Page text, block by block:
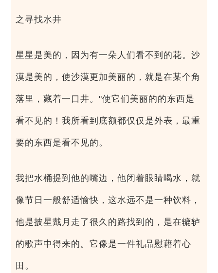
之寻找水井
星星是美的，因为有一朵人们看不到的花。沙
漠是美的，使沙漠更加美丽的，就是在某个角
落里，藏着一口井。"使它们美丽的的东西是
看不见的！我所看到底额都仅仅是外表，最重
要的东西是看不见的。
我把水桶提到他的嘴边，他闭着眼睛喝水，就
像节日一般舒适愉快，这水远不是一种饮料，
他是披星戴月走了很久的路找到的，是在辘轳
的歌声中得来的。它像是一件礼品慰藉着心
田。